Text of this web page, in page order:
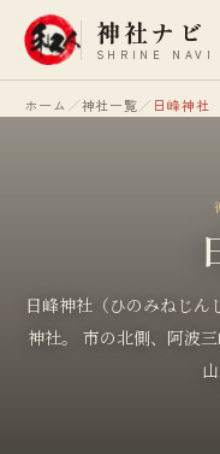
神社ナビ
SHRINE NAVI
ホーム ／神社一覧／ 日峰神社
日峰神社（ひのみねじん
神社。 市の北側、阿波